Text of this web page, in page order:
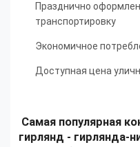
Празднично
транспортировку
Экономичное
Доступная цена
Самая популярная
гирлянд - гирлянда-